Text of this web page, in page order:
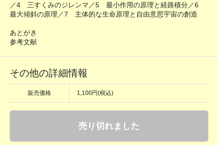
／4 三すくみのジレンマ／5 最小作用の原理と経路積分／6
最大傾斜の原理／7 主体的な生命原理と自由意思宇宙の創造
あとがき
参考文献
その他の詳細情報
販売価格 1,100円(税込)
売り切れました